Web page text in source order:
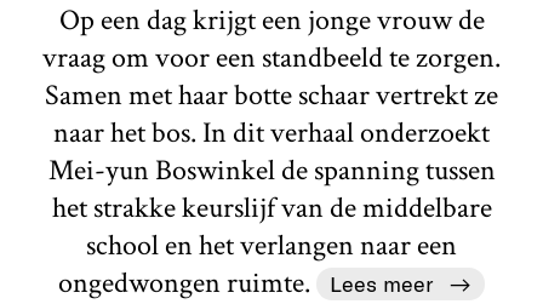
Op een dag krijgt een jonge vrouw de
vraag om voor een standbeeld te zorgen.
Samen met haar botte schaar vertrekt ze
naar het bos. In dit verhaal onderzoekt
Mei-yun Boswinkel de spanning tussen
het strakke keurslijf van de middelbare
school en het verlangen naar een
ongedwongen ruimte.
Lees meer